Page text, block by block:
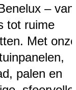
– van
tot ruime
Met
palen en